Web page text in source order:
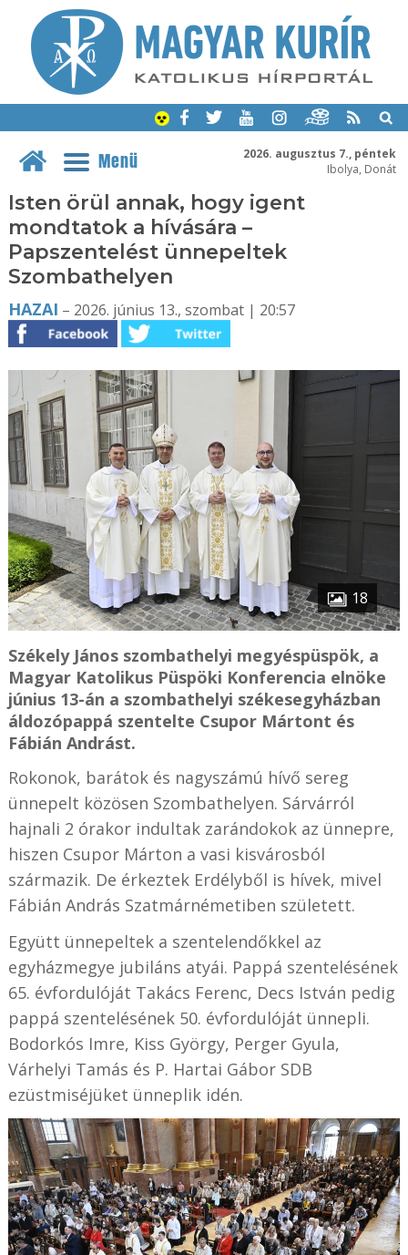
2026. augusztus 7., péntek
Ibolya, Donát
Menü
Isten örül annak, hogy igent
mondtatok a hívására –
Papszentelést ünnepeltek
Szombathelyen
HAZAI – 2026. június 13., szombat | 20:57
18
Székely János szombathelyi megyéspüspök, a
Magyar Katolikus Püspöki Konferencia elnöke
június 13-án a szombathelyi székesegyházban
áldozópappá szentelte Csupor Mártont és
Fábián Andrást.
Rokonok, barátok és nagyszámú hívő sereg
ünnepelt közösen Szombathelyen. Sárvárról
hajnali 2 órakor indultak zarándokok az ünnepre,
hiszen Csupor Márton a vasi kisvárosból
származik. De érkeztek Erdélyből is hívek, mivel
Fábián András Szatmárnémetiben született.
Együtt ünnepeltek a szentelendőkkel az
egyházmegye jubiláns atyái. Pappá szentelésének
65. évfordulóját Takács Ferenc, Decs István pedig
pappá szentelésének 50. évfordulóját ünnepli.
Bodorkós Imre, Kiss György, Perger Gyula,
Várhelyi Tamás és P. Hartai Gábor SDB
ezüstmiséjüket ünneplik idén.